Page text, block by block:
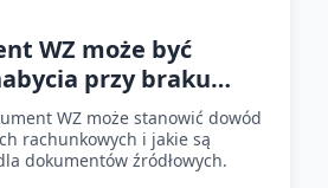
WZ może być
przy braku
WZ może stanowić dowód
rachunkowych i jakie są
dokumentów źródłowych.